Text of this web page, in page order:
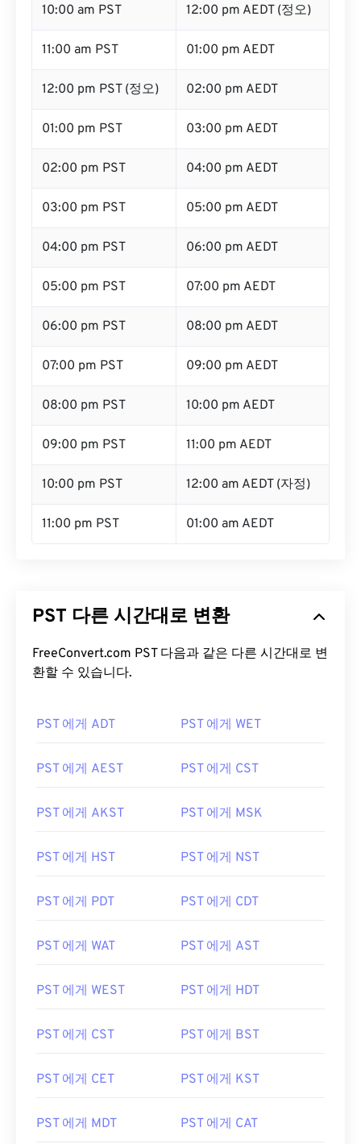
10:00 am PST 12:00 pm AEDT (정오)
11:00 am PST 01:00 pm AEDT
12:00 pm PST (정오) 02:00 pm AEDT
01:00 pm PST 03:00 pm AEDT
02:00 pm PST 04:00 pm AEDT
03:00 pm PST 05:00 pm AEDT
04:00 pm PST 06:00 pm AEDT
05:00 pm PST 07:00 pm AEDT
06:00 pm PST 08:00 pm AEDT
07:00 pm PST 09:00 pm AEDT
08:00 pm PST 10:00 pm AEDT
09:00 pm PST 11:00 pm AEDT
10:00 pm PST 12:00 am AEDT (자정)
11:00 pm PST 01:00 am AEDT
PST 다른 시간대로 변환
FreeConvert.com PST 다음과 같은 다른 시간대로 변
환할 수 있습니다.
PST 에게 ADT PST 에게 WET
PST 에게 AEST PST 에게 CST
PST 에게 AKST PST 에게 MSK
PST 에게 HST PST 에게 NST
PST 에게 PDT PST 에게 CDT
PST 에게 WAT PST 에게 AST
PST 에게 WEST PST 에게 HDT
PST 에게 CST PST 에게 BST
PST 에게 CET PST 에게 KST
PST 에게 MDT PST 에게 CAT